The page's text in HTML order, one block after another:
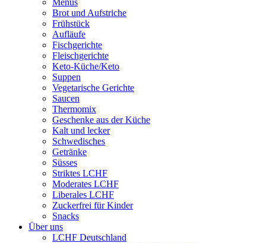
Menüs
Brot und Aufstriche
Frühstück
Aufläufe
Fischgerichte
Fleischgerichte
Keto-Küche/Keto
Suppen
Vegetarische Gerichte
Saucen
Thermomix
Geschenke aus der Küche
Kalt und lecker
Schwedisches
Getränke
Süsses
Striktes LCHF
Moderates LCHF
Liberales LCHF
Zuckerfrei für Kinder
Snacks
Über uns
LCHF Deutschland